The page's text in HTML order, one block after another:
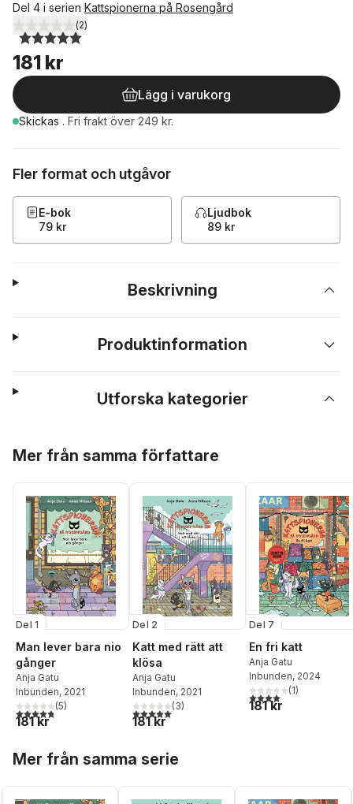
Del 4 i serien Kattspionerna på Rosengård
5,0utav 5 stjärnor. Totalt antal röster:
(2)
181 kr
Lägg i varukorg
Skickas . Fri frakt över 249 kr.
Fler format och utgåvor
E-bok
79 kr
Ljudbok
89 kr
Beskrivning
Produktinformation
Utforska kategorier
Mer från samma författare
Del 1
Man lever bara nio
gånger
Anja Gatu
Inbunden, 2021
4,8utav 5 stjärnor. Totalt antal röster:
(5)
181 kr
Del 2
Katt med rätt att
klösa
Anja Gatu
Inbunden, 2021
5,0utav 5 stjärnor. Totalt antal röster:
(3)
181 kr
Del 7
En fri katt
Anja Gatu
Inbunden, 2024
4,0utav 5 stjärnor.
(1)
181 kr
Mer från samma serie